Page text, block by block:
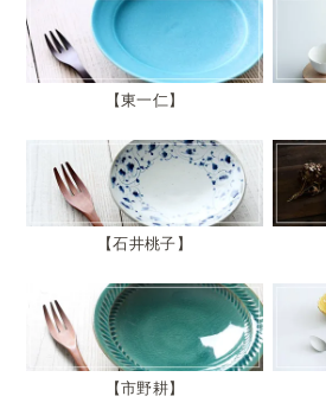
東一仁
石井桃子
市野耕